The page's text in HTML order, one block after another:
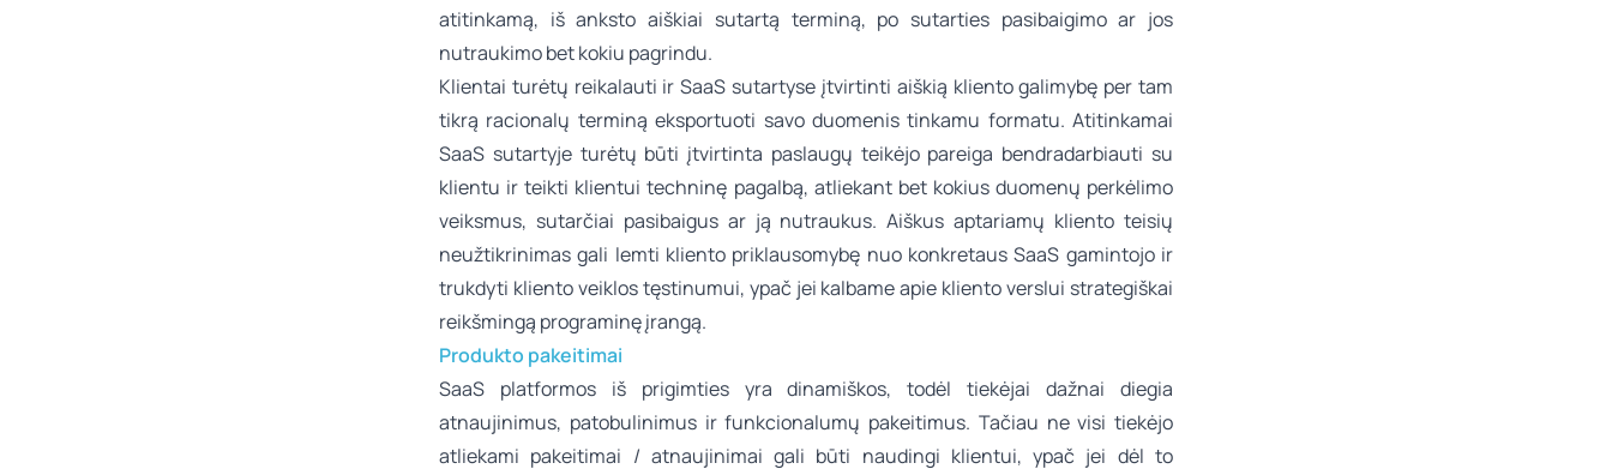
atitinkamą, iš anksto aiškiai sutartą terminą, po sutarties pasibaigimo ar jos
nutraukimo bet kokiu pagrindu.
Klientai turėtų reikalauti ir SaaS sutartyse įtvirtinti aiškią kliento galimybę per tam
tikrą racionalų terminą eksportuoti savo duomenis tinkamu formatu. Atitinkamai
SaaS sutartyje turėtų būti įtvirtinta paslaugų teikėjo pareiga bendradarbiauti su
klientu ir teikti klientui techninę pagalbą, atliekant bet kokius duomenų perkėlimo
veiksmus, sutarčiai pasibaigus ar ją nutraukus. Aiškus aptariamų kliento teisių
neužtikrinimas gali lemti kliento priklausomybę nuo konkretaus SaaS gamintojo ir
trukdyti kliento veiklos tęstinumui, ypač jei kalbame apie kliento verslui strategiškai
reikšmingą programinę įrangą.
Produkto pakeitimai
SaaS platformos iš prigimties yra dinamiškos, todėl tiekėjai dažnai diegia
atnaujinimus, patobulinimus ir funkcionalumų pakeitimus. Tačiau ne visi tiekėjo
atliekami pakeitimai / atnaujinimai gali būti naudingi klientui, ypač jei dėl to